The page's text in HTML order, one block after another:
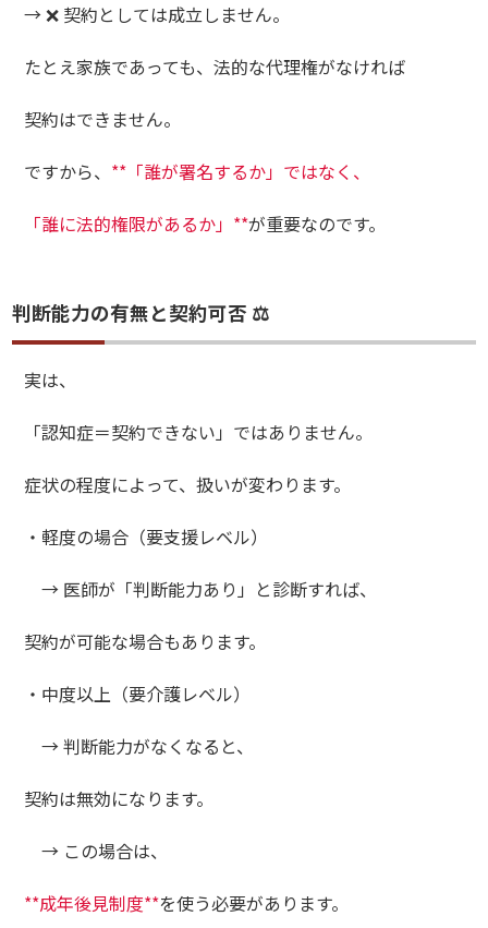
→ ❌ 契約としては成立しません。
たとえ家族であっても、法的な代理権がなければ
契約はできません。
ですから、 **「誰が署名するか」ではなく、
「誰に法的権限があるか」**が重要なのです。
判断能力の有無と契約可否 ⚖️
実は、
「認知症＝契約できない」ではありません。
症状の程度によって、扱いが変わります。
・軽度の場合（要支援レベル）
→ 医師が「判断能力あり」と診断すれば、
契約が可能な場合もあります。
・中度以上（要介護レベル）
→ 判断能力がなくなると、
契約は無効になります。
→ この場合は、
**成年後見制度**を使う必要があります。